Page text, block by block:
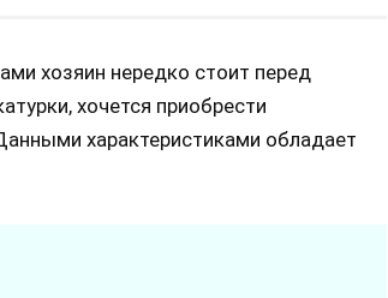
хозяин нередко стоит перед
хочется приобрести
характеристиками обладает